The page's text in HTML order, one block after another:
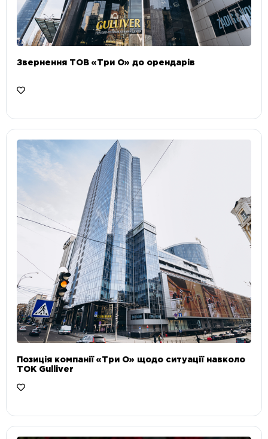
Звернення ТОВ «Три О» до орендарів
Позиція компанії «Три О» щодо ситуації навколо
ТОК Gulliver